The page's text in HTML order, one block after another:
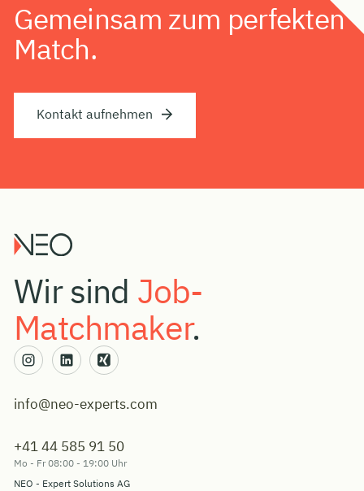
Gemeinsam zum perfekten
Match.
Kontakt aufnehmen
Wir sind Job-
Matchmaker.
info@neo-experts.com
+41 44 585 91 50
Mo - Fr 08:00 - 19:00 Uhr
NEO - Expert Solutions AG